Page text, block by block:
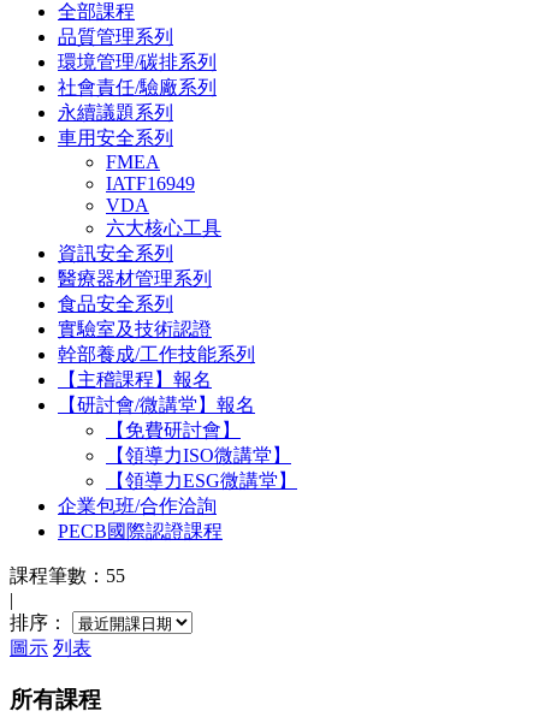
全部課程
品質管理系列
環境管理/碳排系列
社會責任/驗廠系列
永續議題系列
車用安全系列
FMEA
IATF16949
VDA
六大核心工具
資訊安全系列
醫療器材管理系列
食品安全系列
實驗室及技術認證
幹部養成/工作技能系列
【主稽課程】報名
【研討會/微講堂】報名
【免費研討會】
【領導力ISO微講堂】
【領導力ESG微講堂】
企業包班/合作洽詢
PECB國際認證課程
課程筆數：55
|
排序：
圖示 列表
所有課程